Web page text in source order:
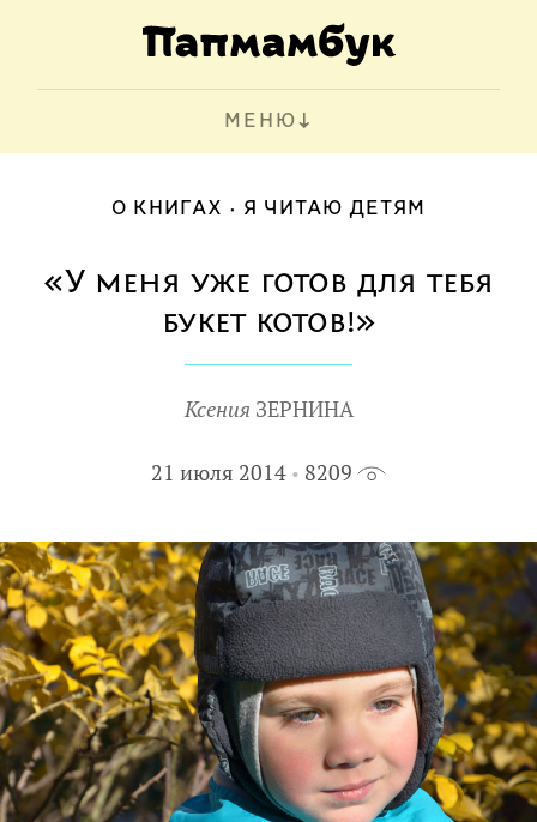
МЕНЮ
О КНИГАХ Я ЧИТАЮ ДЕТЯМ
«У меня уже готов для тебя
букет котов!»
Ксения ЗЕРНИНА
21 июля 2014 8209